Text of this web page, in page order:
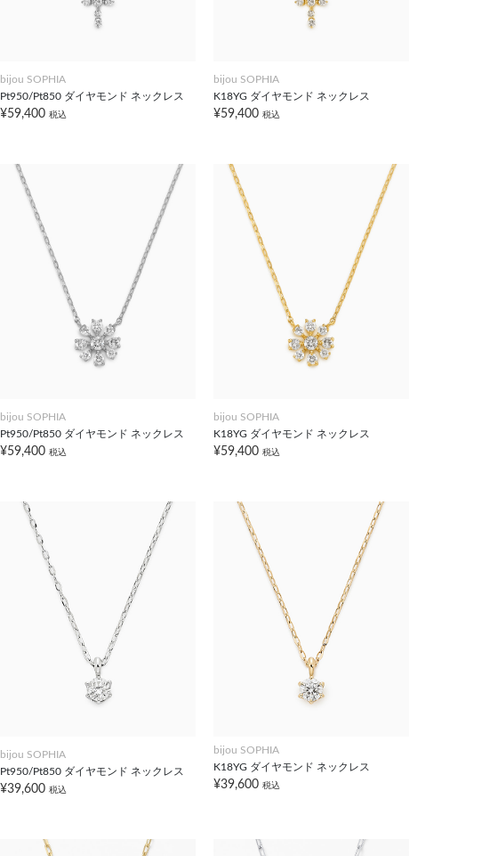
bijou SOPHIA
Pt950/Pt850 ダイヤモンド ネックレス
¥59,400 税込
bijou SOPHIA
K18YG ダイヤモンド ネックレス
¥59,400 税込
bijou SOPHIA
Pt950/Pt850 ダイヤモンド ネックレス
¥59,400 税込
bijou SOPHIA
K18YG ダイヤモンド ネックレス
¥59,400 税込
bijou SOPHIA
Pt950/Pt850 ダイヤモンド ネックレス
¥39,600 税込
bijou SOPHIA
K18YG ダイヤモンド ネックレス
¥39,600 税込